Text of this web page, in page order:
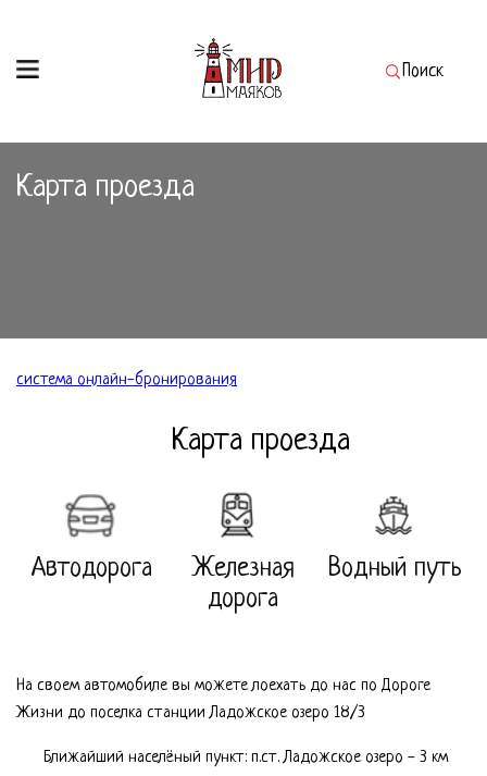
Поиск
Карта проезда
система онлайн-бронирования
Карта проезда
Автодорога
Железная
дорога
Водный путь
На своем автомобиле вы можете лоехать до нас по Дороге
Жизни до поселка станции Ладожское озеро 18/3
Ближайший населёный пункт: п.ст. Ладожское озеро - 3 км